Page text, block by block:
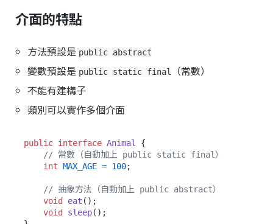
介面的特點
方法預設是 public abstract
變數預設是 public static final
（常數）
不能有建構子
類別可以實作多個介面
public interface Animal {
// 常數（自動加上 public static final）
int MAX_AGE = 100;
// 抽象方法（自動加上 public abstract）
void
eat () ;
void
sleep() ;